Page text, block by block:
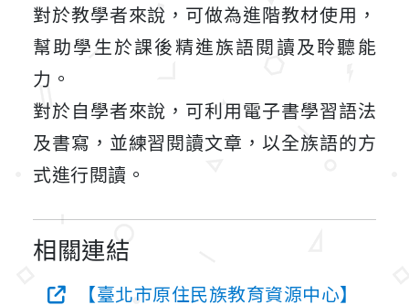
對於教學者來說，可做為進階教材使用，
幫助學生於課後精進族語閱讀及聆聽能
力。
對於自學者來說，可利用電子書學習語法
及書寫，並練習閱讀文章，以全族語的方
式進行閱讀。
相關連結
【臺北市原住民族教育資源中心】